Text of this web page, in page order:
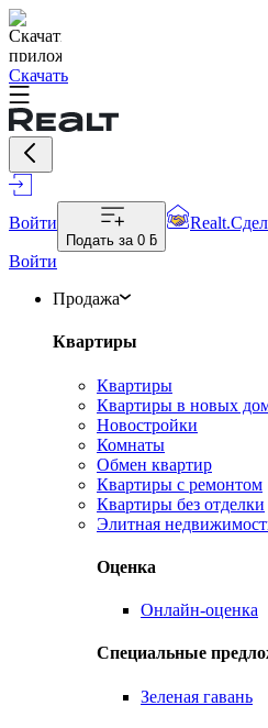
Скачать
Войти
Подать за 0 ƃ
Войти
Продажа
Квартиры
Квартиры
Квартиры в новых
Новостройки
Комнаты
Обмен квартир
Квартиры с ремонтом
Квартиры без отделки
Элитная
Оценка
Онлайн-оценка
Специальные
Зеленая гавань